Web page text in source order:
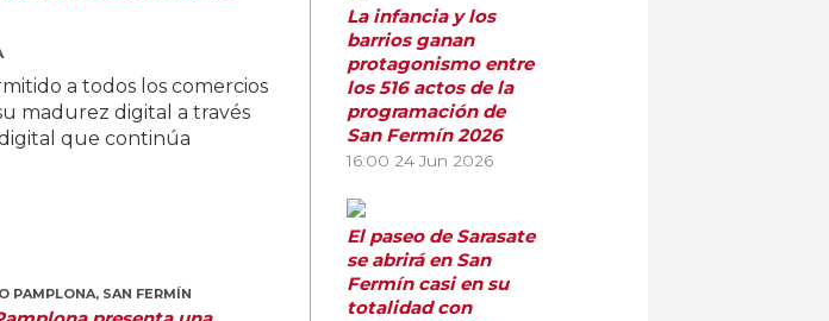
a todos los comercios
madurez digital a través
que continúa
PAMPLONA, SAN FERMÍN
La infancia y los
barrios ganan
protagonismo entre
los 516 actos de la
programación de
San Fermín 2026
16:00 24 Jun 2026
El paseo de Sarasate
se abrirá en San
Fermín casi en su
totalidad con